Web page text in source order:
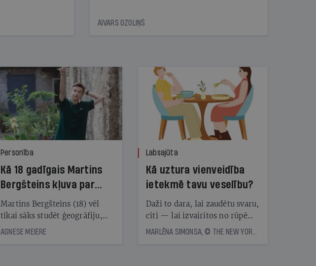
AIVARS OZOLIŅŠ
Personība
Kā 18 gadīgais Martins
Bergšteins kļuva par
laika ziņu seju?
Martins Bergšteins (18) vēl
tikai sāks studēt ģeogrāfiju,
bet viņa sacītajam jau uzticas
AGNESE MEIERE
Labsajūta
Kā uztura vienveidība
ietekmē tavu veselību?
Daži to dara, lai zaudētu svaru,
citi — lai izvairītos no rūpēm,
kas saistītas ar ēdienreižu